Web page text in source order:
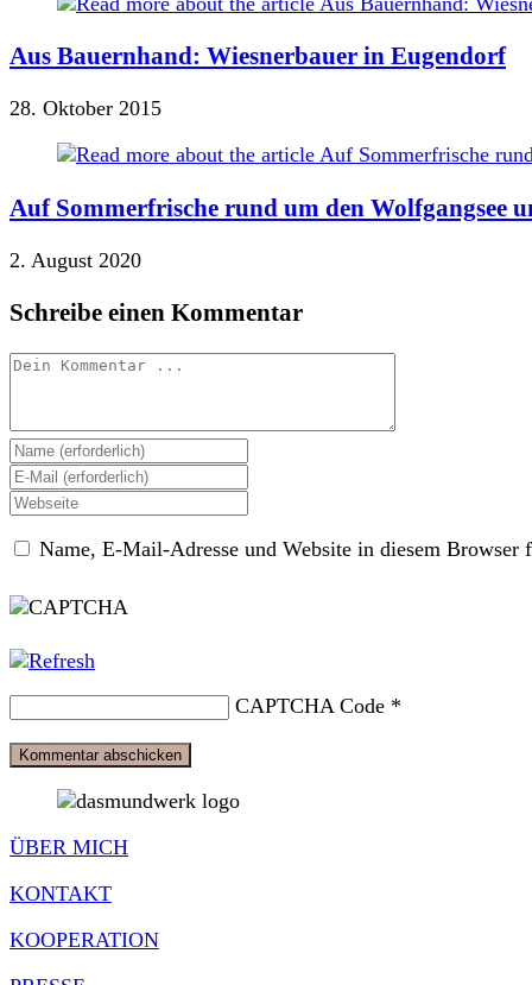
Aus Bauernhand: Wiesnerbauer in Eugendorf
28. Oktober 2015
Auf Sommerfrische rund um den Wolfgangsee
2. August 2020
Schreibe einen Kommentar
Kommentieren
Gib
deinen
Namen
oder
Benutzernamen
Kommentieren
ein
Gib
deine
E-
Mail-
zum
ein
Gib
Website-
ein
Name, E-Mail-Adresse und Website in diesem Browser
CAPTCHA Code *
ÜBER MICH
KONTAKT
KOOPERATION